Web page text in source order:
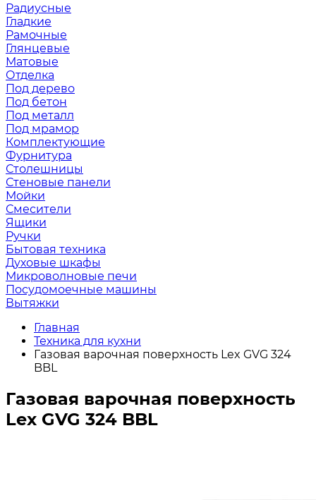
Радиусные
Гладкие
Рамочные
Глянцевые
Матовые
Отделка
Под дерево
Под бетон
Под металл
Под мрамор
Комплектующие
Фурнитура
Столешницы
Стеновые панели
Мойки
Смесители
Ящики
Ручки
Бытовая техника
Духовые шкафы
Микроволновые печи
Посудомоечные машины
Вытяжки
Главная
Техника для кухни
Газовая варочная поверхность Lex GVG 324
BBL
Газовая варочная поверхность
Lex GVG 324 BBL